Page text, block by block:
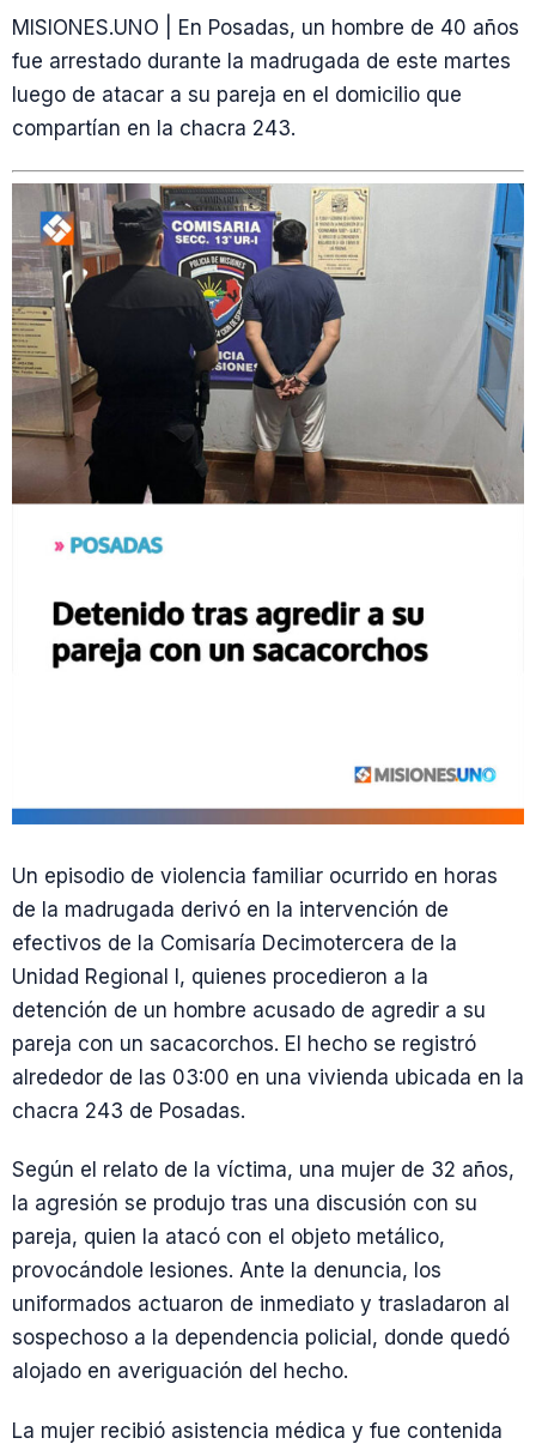
MISIONES.UNO | En Posadas, un hombre de 40 años
fue arrestado durante la madrugada de este martes
luego de atacar a su pareja en el domicilio que
compartían en la chacra 243.
Un episodio de violencia familiar ocurrido en horas
de la madrugada derivó en la intervención de
efectivos de la Comisaría Decimotercera de la
Unidad Regional I, quienes procedieron a la
detención de un hombre acusado de agredir a su
pareja con un sacacorchos. El hecho se registró
alrededor de las 03:00 en una vivienda ubicada en la
chacra 243 de Posadas.
Según el relato de la víctima, una mujer de 32 años,
la agresión se produjo tras una discusión con su
pareja, quien la atacó con el objeto metálico,
provocándole lesiones. Ante la denuncia, los
uniformados actuaron de inmediato y trasladaron al
sospechoso a la dependencia policial, donde quedó
alojado en averiguación del hecho.
La mujer recibió asistencia médica y fue contenida